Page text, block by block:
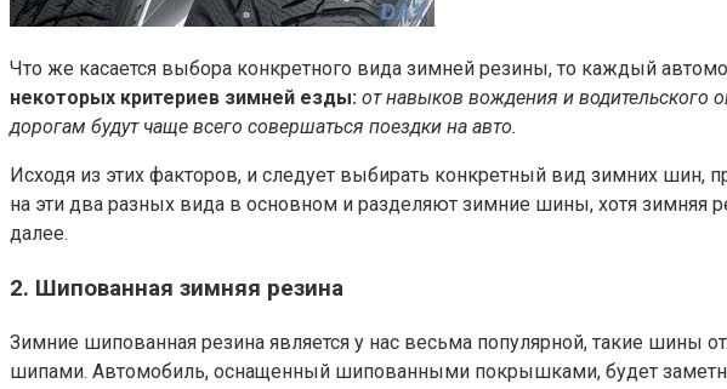
Что же касается выбора конкретного вида зимней резины, то каждый
некоторых критериев зимней езды: от навыков вождения и водительского
дорогам будут чаще всего совершаться поездки на авто.
Исходя из этих факторов, и следует выбирать конкретный вид зимних
на эти два разных вида в основном и разделяют зимние шины, хотя зимняя
далее.
2. Шипованная зимняя резина
Зимние шипованная резина является у нас весьма популярной, такие шины
шипами. Автомобиль, оснащенный шипованными покрышками, будет